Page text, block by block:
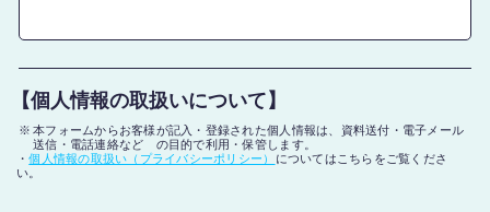
【個人情報の取扱いについて】
本フォームからお客様が記入・登録された個人情報は、資料送付・電子メール
送信・電話連絡など の目的で利用・保管します。
・個人情報の取扱い（プライバシーポリシー）
についてはこちらをご覧くださ
い。